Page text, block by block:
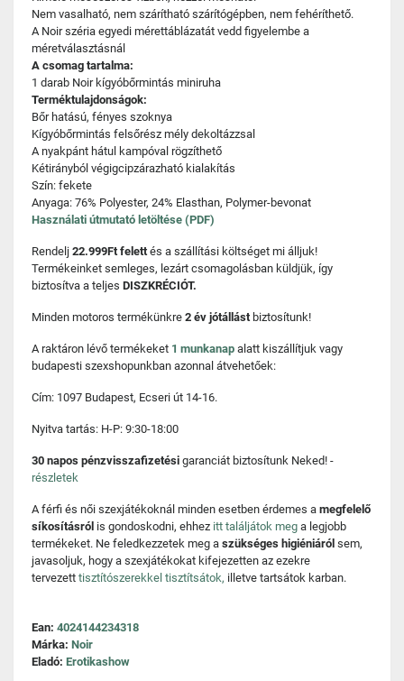
Nem vasalható, nem szárítható szárítógépben, nem fehéríthető.
A Noir széria egyedi mérettáblázatát vedd figyelembe a
méretválasztásnál
A csomag tartalma:
1 darab Noir kígyóbőrmintás miniruha
Terméktulajdonságok:
Bőr hatású, fényes szoknya
Kígyóbőrmintás felsőrész mély dekoltázzsal
A nyakpánt hátul kampóval rögzíthető
Kétirányból végigcipzárazható kialakítás
Szín: fekete
Anyaga: 76% Polyester, 24% Elasthan, Polymer-bevonat
Használati útmutató letöltése (PDF)
Rendelj 22.999Ft felettés a szállítási költséget mi álljuk!
Termékeinket semleges, lezárt csomagolásban küldjük, így
biztosítva a teljes DISZKRÉCIÓT.
Minden motoros termékünkre 2 év jótállást biztosítunk!
A raktáron lévő termékeket 1 munkanap alatt kiszállítjuk vagy
budapesti szexshopunkban azonnal átvehetőek:
Cím: 1097 Budapest, Ecseri út 14-16.
Nyitva tartás: H-P: 9:30-18:00
30 napos pénzvisszafizetési garanciát biztosítunk Neked! -
részletek
A férfi és női szexjátékoknál minden esetben érdemes a megfelelő
síkosításról is gondoskodni, ehhez itt találjátok meg a legjobb
termékeket. Ne feledkezzetek meg a szükséges higiéniáról sem,
javasoljuk, hogy a szexjátékokat kifejezetten az ezekre
tervezett tisztítószerekkel tisztítsátok, illetve tartsátok karban.
Ean: 4024144234318
Márka: Noir
Eladó: Erotikashow